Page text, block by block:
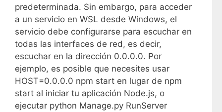
predeterminada. Sin embargo, para acceder
a un servicio en WSL desde Windows, el
servicio debe configurarse para escuchar en
todas las interfaces de red, es decir,
escuchar en la dirección 0.0.0.0. Por
ejemplo, es posible que necesites usar
HOST=0.0.0.0 npm start en lugar de npm
start al iniciar tu aplicación Node.js, o
ejecutar python Manage.py RunServer